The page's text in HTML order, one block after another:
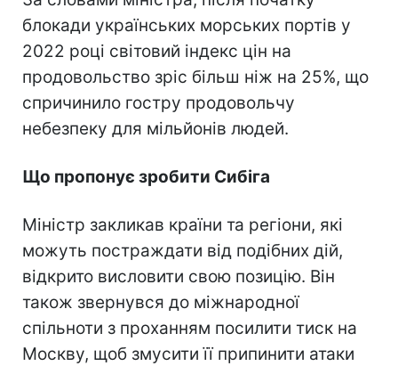
блокади українських морських портів у
2022 році світовий індекс цін на
продовольство зріс більш ніж на 25%, що
спричинило гостру продовольчу
небезпеку для мільйонів людей.
Що пропонує зробити Сибіга
Міністр закликав країни та регіони, які
можуть постраждати від подібних дій,
відкрито висловити свою позицію. Він
також звернувся до міжнародної
спільноти з проханням посилити тиск на
Москву, щоб змусити її припинити атаки